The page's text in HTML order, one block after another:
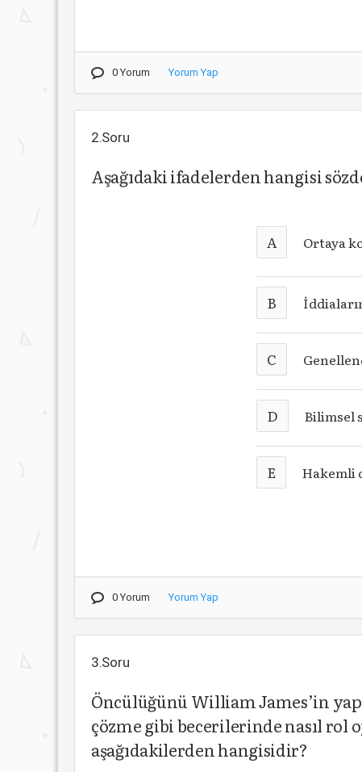
0 Yorum Yorum Yap
2.Soru
Aşağıdaki ifadelerden hangisi
A Ortaya
B
C
D Bilimsel
E Hakemli
0 Yorum Yorum Yap
3.Soru
Öncülüğünü William James’in
çözme gibi becerilerinde nasıl rol
aşağıdakilerden hangisidir?